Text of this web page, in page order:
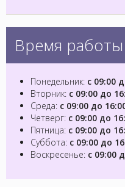
Время работы
Понедельник: с 09:00
Вторник: с 09:00 до
Среда: с 09:00 до
Четверг: с 09:00 до
Пятница: с 09:00 до
Суббота: с 09:00 до
Воскресенье: с 09:00